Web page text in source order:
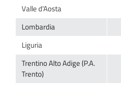
Trentino Alto Adige (P.A.